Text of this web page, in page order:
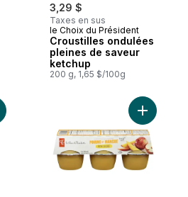
3,29 $
Taxes en sus
Préparé au Canada
le Choix du Président
Croustilles ondulées
pleines de saveur
ketchup
200 g, 1,65 $/100g
Ajouter Eau traitée déminéralisée
Ajouter